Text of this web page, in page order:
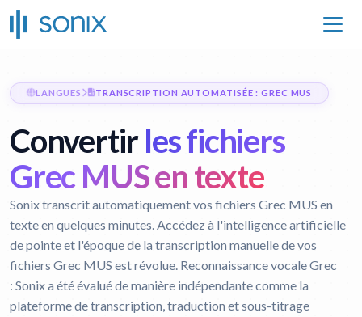
LANGUES TRANSCRIPTION AUTOMATISÉE : GREC MUS
Convertirles fichiers
Grec MUS en texte
Sonix transcrit automatiquement vos fichiers Grec MUS en
texte en quelques minutes. Accédez à l'intelligence artificielle
de pointe et l'époque de la transcription manuelle de vos
fichiers Grec MUS est révolue. Reconnaissance vocale Grec
: Sonix a été évalué de manière indépendante comme la
plateforme de transcription, traduction et sous-titrage